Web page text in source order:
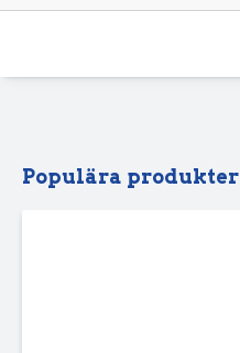
Populära produkter